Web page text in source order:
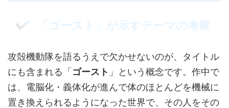
「ゴースト」が示すテーマの考察
攻殻機動隊を語るうえで欠かせないのが、タイトル
にも含まれる「ゴースト 」という概念です。作中で
は、電脳化・義体化が進んで体のほとんどを機械に
置き換えられるようになった世界で、その人をその